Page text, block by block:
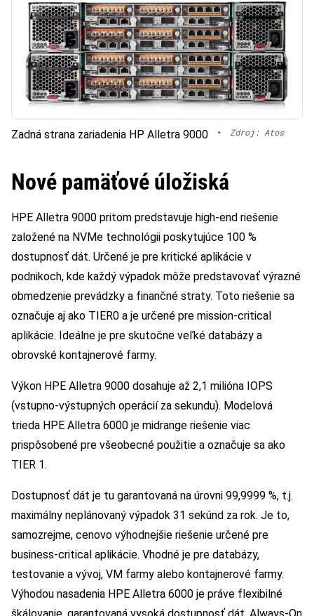
Zadná strana zariadenia HP Alletra 9000 • Zdroj: Atos
Nové pamäťové úložiská
HPE Alletra 9000 pritom predstavuje high-end riešenie
založené na NVMe technológii poskytujúce 100 %
dostupnosť dát. Určené je pre kritické aplikácie v
podnikoch, kde každý výpadok môže predstavovať výrazné
obmedzenie prevádzky a finančné straty. Toto riešenie sa
označuje aj ako TIER0 a je určené pre mission-critical
aplikácie. Ideálne je pre skutočne veľké databázy a
obrovské kontajnerové farmy.
Výkon HPE Alletra 9000 dosahuje až 2,1 milióna IOPS
(vstupno-výstupných operácií za sekundu). Modelová
trieda HPE Alletra 6000 je midrange riešenie viac
prispôsobené pre všeobecné použitie a označuje sa ako
TIER 1.
Dostupnosť dát je tu garantovaná na úrovni 99,9999 %, t.j.
maximálny neplánovaný výpadok 31 sekúnd za rok. Je to,
samozrejme, cenovo výhodnejšie riešenie určené pre
business-critical aplikácie. Vhodné je pre databázy,
testovanie a vývoj, VM farmy alebo kontajnerové farmy.
Výhodou nasadenia HPE Alletra 6000 je práve flexibilné